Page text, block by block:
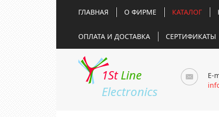
ГЛАВНАЯ О ФИРМЕ КАТАЛОГ
ОПЛАТА И ДОСТАВКА СЕРТИФИКАТЫ
1St Line
Electronics
E-